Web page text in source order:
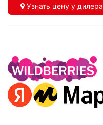
Узнать цену у дилера